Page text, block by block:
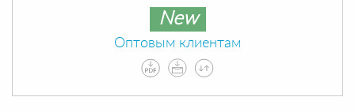
New
Оптовым клиентам